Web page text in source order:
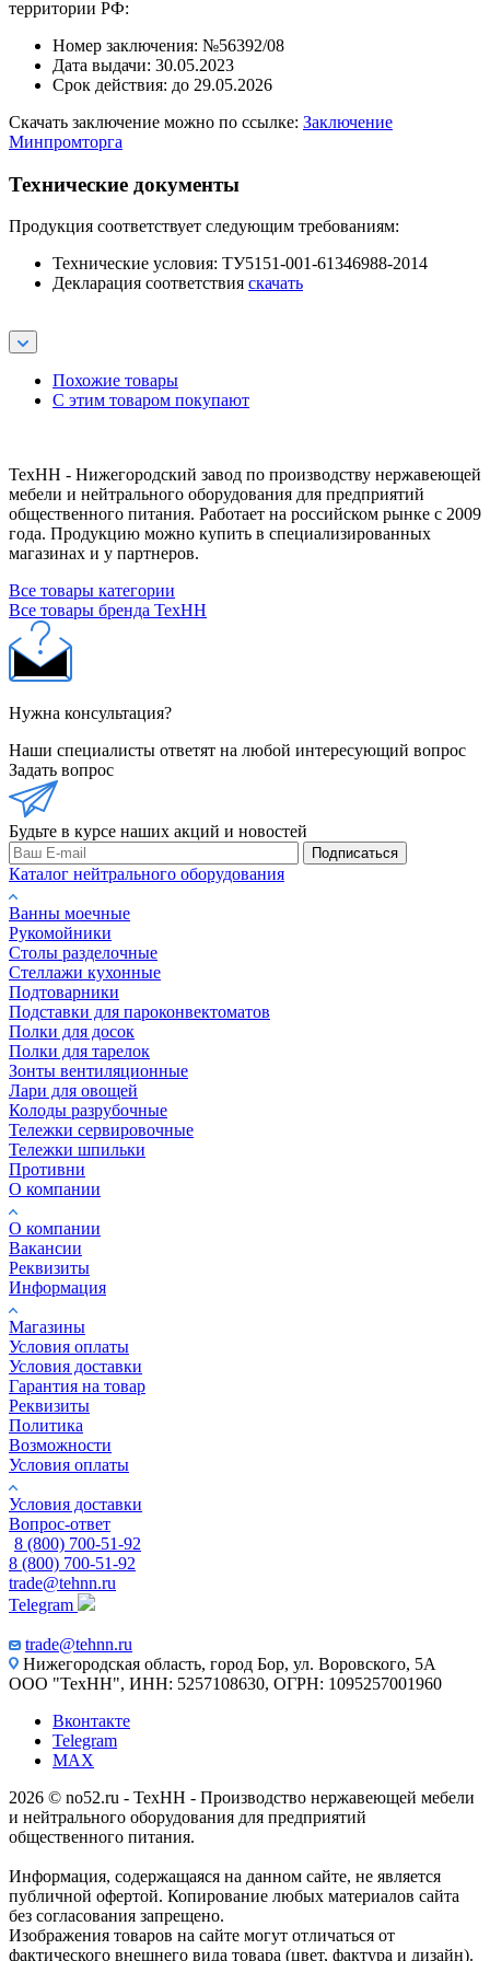
территории РФ:
Номер заключения: №56392/08
Дата выдачи: 30.05.2023
Срок действия: до 29.05.2026
Скачать заключение можно по ссылке: Заключение
Минпромторга
Технические документы
Продукция соответствует следующим требованиям:
Технические условия: ТУ5151-001-61346988-2014
Декларация соответствия скачать
Похожие товары
С этим товаром покупают
ТехНН - Нижегородский завод по производству нержавеющей
мебели и нейтрального оборудования для предприятий
общественного питания. Работает на российском рынке с 2009
года. Продукцию можно купить в специализированных
магазинах и у партнеров.
Все товары категории
Все товары бренда ТехНН
Нужна консультация?
Наши специалисты ответят на любой интересующий вопрос
Задать вопрос
Будьте в курсе наших акций и новостей
Подписаться
Каталог нейтрального оборудования
Ванны моечные
Рукомойники
Столы разделочные
Стеллажи кухонные
Подтоварники
Подставки для пароконвектоматов
Полки для досок
Полки для тарелок
Зонты вентиляционные
Лари для овощей
Колоды разрубочные
Тележки сервировочные
Тележки шпильки
Противни
О компании
О компании
Вакансии
Реквизиты
Информация
Магазины
Условия оплаты
Условия доставки
Гарантия на товар
Реквизиты
Политика
Возможности
Условия оплаты
Условия доставки
Вопрос-ответ
8 (800) 700-51-92
8 (800) 700-51-92
trade@tehnn.ru
Telegram
trade@tehnn.ru
Нижегородская область, город Бор, ул. Воровского, 5А
ООО "ТехНН", ИНН: 5257108630, ОГРН: 1095257001960
Вконтакте
Telegram
MAX
2026 © no52.ru - ТехНН - Производство нержавеющей мебели
и нейтрального оборудования для предприятий
общественного питания.
Информация, содержащаяся на данном сайте, не является
публичной офертой. Копирование любых материалов сайта
без согласования запрещено.
Изображения товаров на сайте могут отличаться от
фактического внешнего вида товара (цвет, фактура и дизайн).